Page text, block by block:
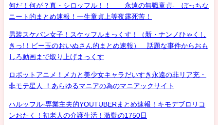
何だ！何が？真・シロッフル！！ 永遠の無職童貞- ぼっちな
ニート的まとめ速報！一生童貞上等夜露死苦！
男装スケバン女子！スケッフルまっくす！（新・ナンノひゃくし
きっ!！ビー玉のおいぬさん的まとめ速報） 話題な事件からおも
しろ動画まで取り上げまっくす
ロボットアニメ！メカと美少女キャラだいすき永遠の非リア充・
非モテ星人 ！あらゆるマニアの為のマニアックサイト
ハルッフル-専業主夫的YOUTUBERまとめ速報！キモデブロリコ
ンおたく！初老人の介護生活！激動の1750日